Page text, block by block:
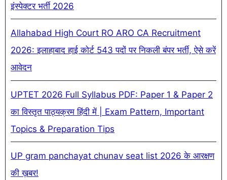
इंस्पेक्टर भर्ती 2026
Allahabad High Court RO ARO CA Recruitment
2026: इलाहाबाद हाई कोर्ट 543 पदों पर निकली बंपर भर्ती, ऐसे करें
आवेदन
UPTET 2026 Full Syllabus PDF: Paper 1 & Paper 2
का विस्तृत पाठ्यक्रम हिंदी में | Exam Pattern, Important
Topics & Preparation Tips
UP gram panchayat chunav seat list 2026 के आरक्षण
की ख़बर!